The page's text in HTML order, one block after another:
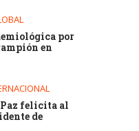
por
en
felicita al
de